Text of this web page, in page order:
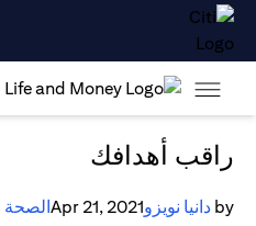
راقب أهدافك
by دانيا نويزوApr 21, 2021الصحة